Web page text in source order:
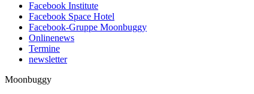
Facebook Institute
Facebook Space Hotel
Facebook-Gruppe Moonbuggy
Onlinenews
Termine
newsletter
Moonbuggy